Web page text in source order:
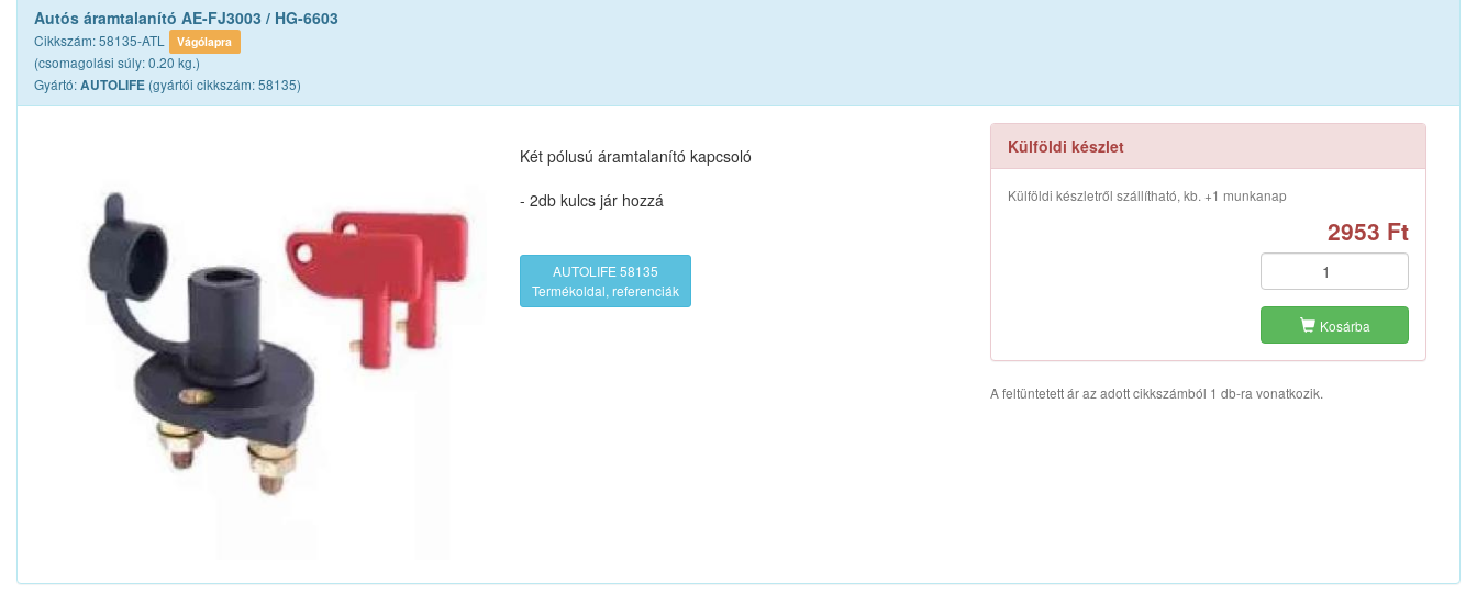
Autós áramtalanító AE-FJ3003 / HG-6603
Cikkszám: 58135-ATL Vágólapra
(csomagolási súly: 0.20 kg.)
Gyártó:AUTOLIFE (gyártói cikkszám: 58135)
Két pólusú áramtalanító kapcsoló
- 2db kulcs jár hozzá
AUTOLIFE 58135
Termékoldal, referenciák
Külföldi készlet
Külföldi készletről szállítható, kb. +1 munkanap
2953 Ft
Kosárba
A feltüntetett ár az adott cikkszámból 1 db-ra vonatkozik.